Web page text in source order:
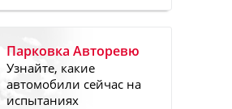
Парковка Авторевю
Узнайте, какие
автомобили сейчас на
испытаниях